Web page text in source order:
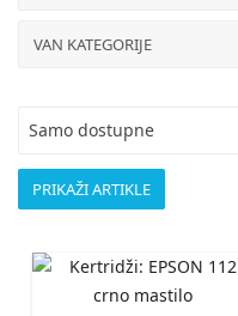
VAN KATEGORIJE
Samo dostupne